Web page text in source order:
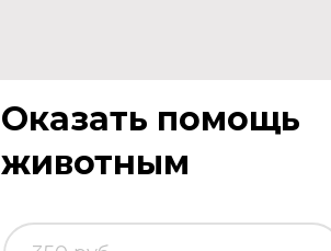
Оказать помощь
животным